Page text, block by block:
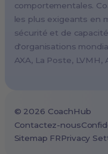
comportementales.
les plus exigeants en
sécurité et de
d'organisations
AXA, La Poste, LVMH,
Copenhagen, Denmark
Brussels, Belgium
Lisbon, Portugal
Tokyo, Japan
Toronto, Canada
© 2026 CoachHub
Contactez-nous
Sitemap FRPrivacy